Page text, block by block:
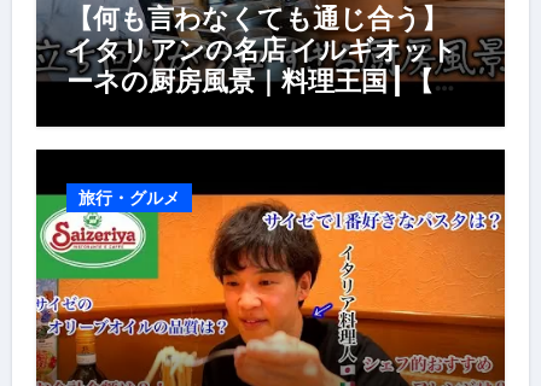
【何も言わなくても通じ合う】
イタリアンの名店 イルギオット
ーネの厨房風景｜料理王国 | 【厨
風景】
旅行・グルメ